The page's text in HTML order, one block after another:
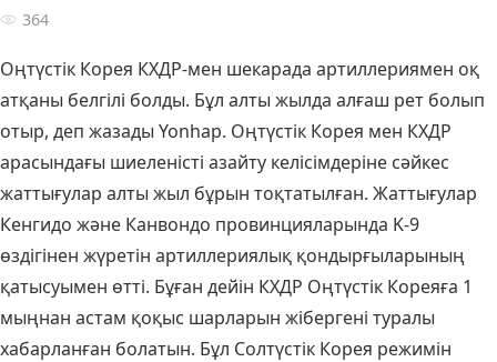
364
Оңтүстік Корея КХДР-мен шекарада артиллериямен оқ
атқаны белгілі болды. Бұл алты жылда алғаш рет болып
отыр, деп жазады Yonhap. Оңтүстік Корея мен КХДР
арасындағы шиеленісті азайту келісімдеріне сәйкес
жаттығулар алты жыл бұрын тоқтатылған. Жаттығулар
Кенгидо және Канвондо провинцияларында K-9
өздігінен жүретін артиллериялық қондырғыларының
қатысуымен өтті. Бұған дейін КХДР Оңтүстік Кореяға 1
мыңнан астам қоқыс шарларын жібергені туралы
хабарланған болатын. Бұл Солтүстік Корея режимін